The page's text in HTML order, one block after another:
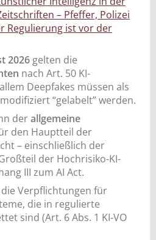
– Pfeffer, Polizei
Regulierung ist vor der
2026 gelten die
nach Art. 50 KI-
Deepfakes müssen als
“gelabelt” werden.
derallgemeine
den Hauptteil der
– einschließlich der
der Hochrisiko-KI-
III zum AI Act.
Verpflichtungen für
die in regulierte
sind (Art. 6 Abs. 1 KI-VO